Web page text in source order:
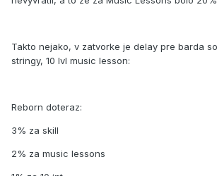
Takto nejako, v zatvorke je delay pre barda
stringy, 10 lvl music lesson:
Reborn doteraz:
3% za skill
2% za music lessons